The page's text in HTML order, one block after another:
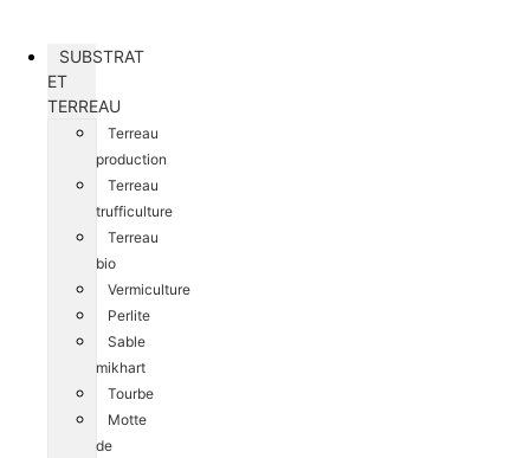
SUBSTRAT
ET
TERREAU
Terreau
production
Terreau
trufficulture
Terreau
bio
Vermiculture
Perlite
Sable
mikhart
Tourbe
Motte
de